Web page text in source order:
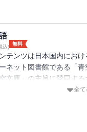
込)
無料
テンツは日本国内にお
ネット図書館である「
空文庫」の主旨に賛同す
注釈等が追記されている場
全